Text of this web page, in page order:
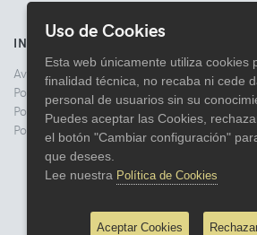
INFORMACIÓN
Aviso legal
Politica de Privacidad
Política de Cookies
Política de Devoluciones
Uso de Cookies
Esta web únicamente utiliza cookies
finalidad técnica, no recaba ni cede
personal de usuarios sin su
Puedes aceptar las Cookies,
el botón "Cambiar configuración"
que desees.
Lee nuestra Política de Cookies
Aceptar Cookies